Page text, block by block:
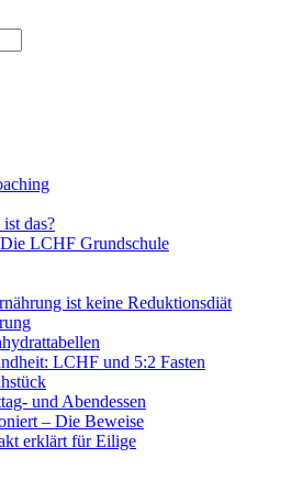
das?
LCHF Grundschule
ist keine Reduktionsdiät
LCHF und 5:2 Fasten
und Abendessen
– Die Beweise
erklärt für Eilige